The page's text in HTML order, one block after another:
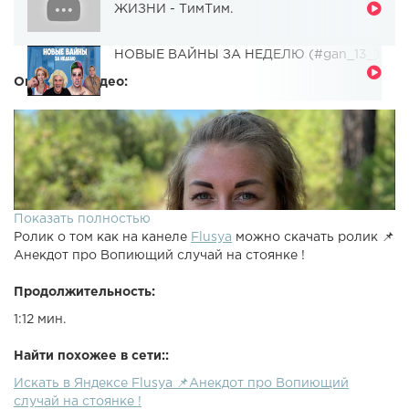
ЖИЗНИ - ТимТим.
НОВЫЕ ВАЙНЫ ЗА НЕДЕЛЮ (#gan_13_)
Описание видео:
Показать полностью
Ролик о том как на канеле Flusya можно скачать ролик 📌
Анекдот про Вопиющий случай на стоянке !
Продолжительность:
1:12 мин.
Найти похожее в сети::
Искать в Яндексе Flusya 📌Анекдот про Вопиющий
случай на стоянке !